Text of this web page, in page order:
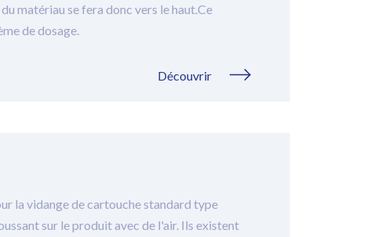
matériau se fera donc vers le haut.Ce
de dosage.
Découvrir
la vidange de cartouche standard type
sur le produit avec de l'air. Ils existent